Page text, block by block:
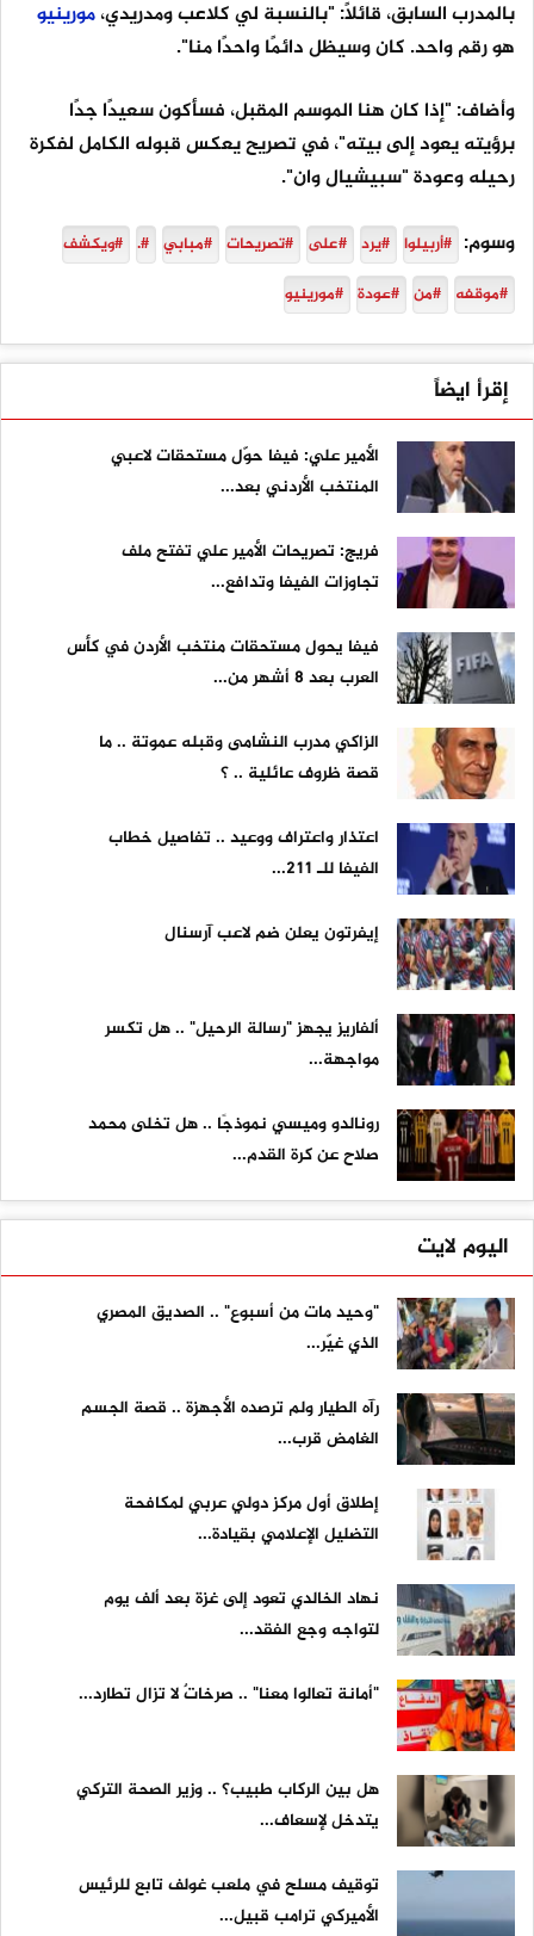
بالمدرب السابق، قائلاً: "بالنسبة لي كلاعب ومدريدي،مورينيو
هو رقم واحد. كان وسيظل دائمًا واحدًا منا".
وأضاف: "إذا كان هنا الموسم المقبل، فسأكون سعيدًا جدًا
برؤيته يعود إلى بيته"، في تصريح يعكس قبوله الكامل لفكرة
رحيله وعودة "سبيشيال وان".
وسوم: #أربيلوا #يرد #على #تصريحات #مبابي #. #ويكشف
#موقفه #من #عودة #مورينيو
إقرأ ايضاً
الأمير علي: فيفا حوّل مستحقات لاعبي
المنتخب الأردني بعد...
فريج: تصريحات الأمير علي تفتح ملف
تجاوزات الفيفا وتدافع...
فيفا يحول مستحقات منتخب الأردن في كأس
العرب بعد 8 أشهر من...
الزاكي مدرب النشامى وقبله عموتة .. ما
قصة ظروف عائلية .. ؟
اعتذار واعتراف ووعيد .. تفاصيل خطاب
الفيفا للـ 211...
إيفرتون يعلن ضم لاعب آرسنال
ألفاريز يجهز "رسالة الرحيل" .. هل تكسر
مواجهة...
رونالدو وميسي نموذجًا .. هل تخلى محمد
صلاح عن كرة القدم...
اليوم لايت
"وحيد مات من أسبوع" .. الصديق المصري
الذي غيّر...
رآه الطيار ولم ترصده الأجهزة .. قصة الجسم
الغامض قرب...
إطلاق أول مركز دولي عربي لمكافحة
التضليل الإعلامي بقيادة...
نهاد الخالدي تعود إلى غزة بعد ألف يوم
لتواجه وجع الفقد...
"أمانة تعالوا معنا" .. صرخاتٌ لا تزال تطارد...
هل بين الركاب طبيب؟ .. وزير الصحة التركي
يتدخل لإسعاف...
توقيف مسلح في ملعب غولف تابع للرئيس
الأميركي ترامب قبيل...